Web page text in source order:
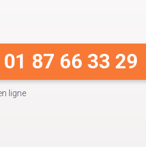
01 87 66 33 29
ligne